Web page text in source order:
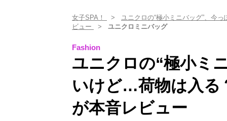
女子SPA！
ユニクロの“極小ミニバッグ”、今
ビュー
ユニクロミニバッグ
Fashion
ユニクロの“極小ミ
いけど…荷物は入る
が本音レビュー